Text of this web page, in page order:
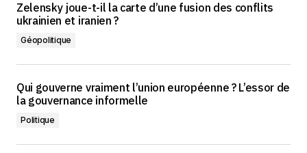
Zelensky joue-t-il la carte d’une fusion des conflits
ukrainien et iranien ?
Géopolitique
Qui gouverne vraiment l’union européenne ? L’essor de
la gouvernance informelle
Politique